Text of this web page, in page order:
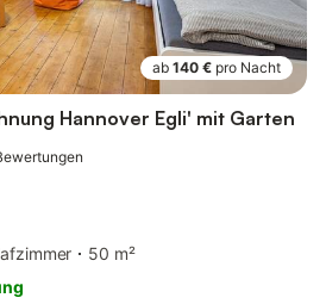
ab 140 € pro Nacht
Hannover Egli' mit Garten
50 m²